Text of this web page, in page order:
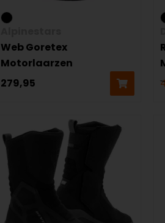
Web Goretex
Motorlaarzen
279,95